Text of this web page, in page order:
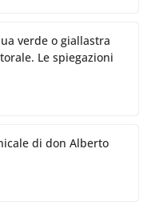
verde o giallastra
Le spiegazioni
di don Alberto